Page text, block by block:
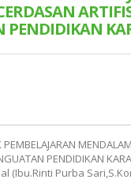
PENDIDIKAN
PENDIDIKAN
(Ibu.Rinti Purba